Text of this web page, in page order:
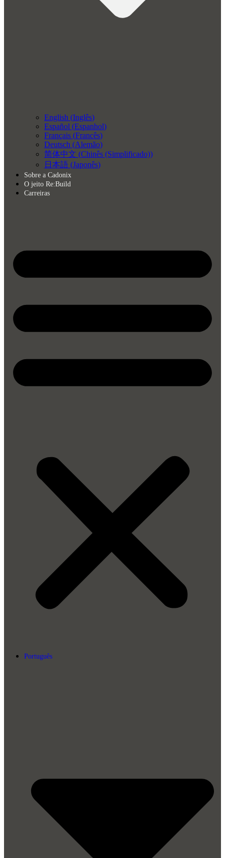
English (Inglês)
Español (Espanhol)
Français (Francês)
Deutsch (Alemão)
简体中文 (Chinês (Simplificado))
日本語 (Japonês)
Sobre a Cadonix
O jeito Re:Build
Carreiras
Português